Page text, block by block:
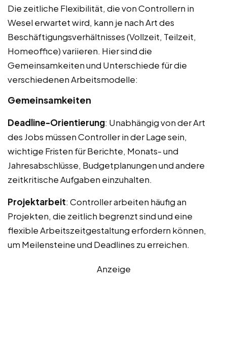
Die zeitliche Flexibilität, die von Controllern in
Wesel erwartet wird, kann je nach Art des
Beschäftigungsverhältnisses (Vollzeit, Teilzeit,
Homeoffice) variieren. Hier sind die
Gemeinsamkeiten und Unterschiede für die
verschiedenen Arbeitsmodelle:
Gemeinsamkeiten
Deadline-Orientierung: Unabhängig von der Art
des Jobs müssen Controller in der Lage sein,
wichtige Fristen für Berichte, Monats- und
Jahresabschlüsse, Budgetplanungen und andere
zeitkritische Aufgaben einzuhalten.
Projektarbeit: Controller arbeiten häufig an
Projekten, die zeitlich begrenzt sind und eine
flexible Arbeitszeitgestaltung erfordern können,
um Meilensteine und Deadlines zu erreichen.
Anzeige